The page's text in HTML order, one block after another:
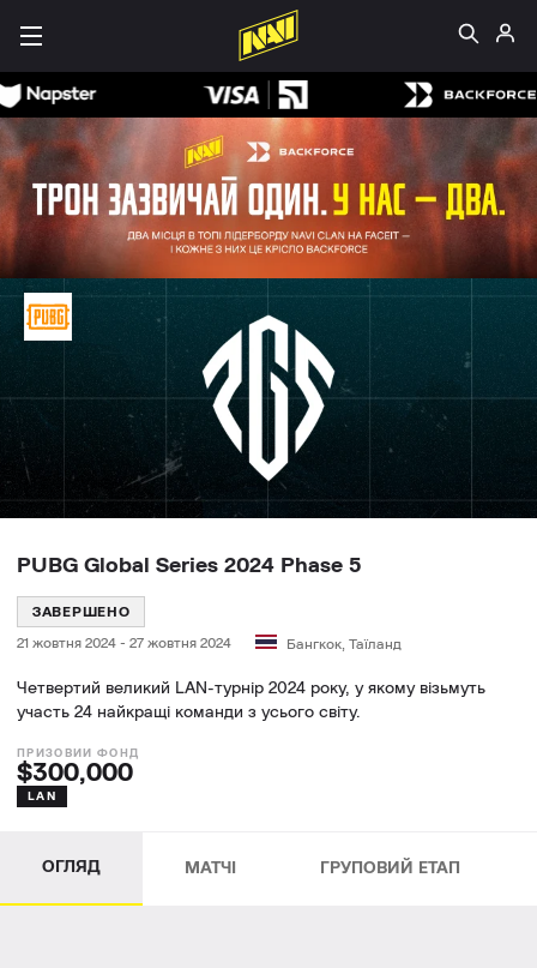
PUBG Global Series 2024 Phase 5
ЗАВЕРШЕНО
21 жовтня 2024 - 27 жовтня 2024 Бангкок, Таїланд
Четвертий великий LAN-турнір 2024 року, у якому візьмуть
участь 24 найкращі команди з усього світу.
$300,000
LAN
ОГЛЯД МАТЧІ ГРУПОВИЙ ЕТАП